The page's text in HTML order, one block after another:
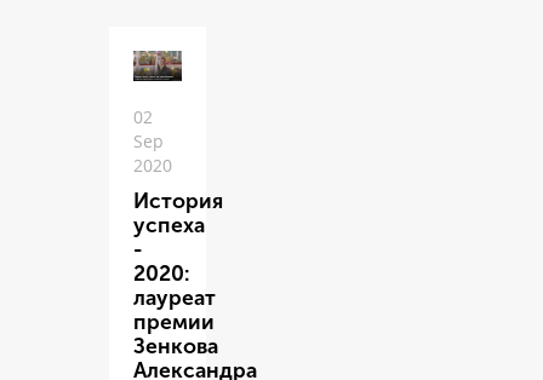
02
Sep
2020
История
успеха
-
2020:
лауреат
премии
Зенкова
Александра